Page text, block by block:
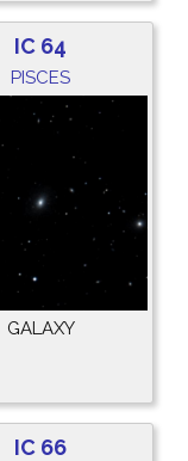
IC 64
PISCES
GALAXY
IC 66